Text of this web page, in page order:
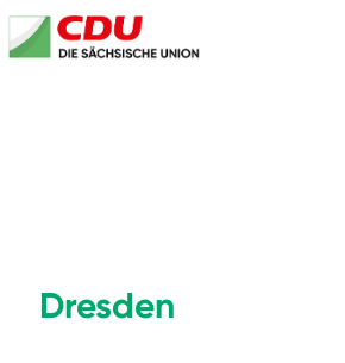
Dresden